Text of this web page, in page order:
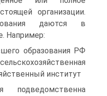
организации.
даются в
Например:
образования РФ
институт
подведомственна